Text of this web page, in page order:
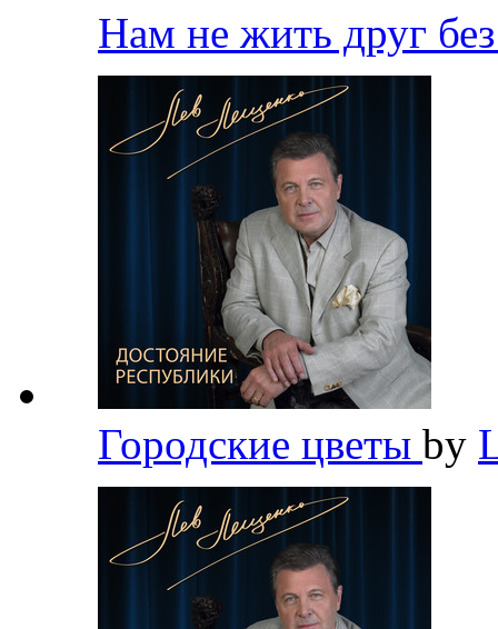
Нам не жить друг
Городские цветы by